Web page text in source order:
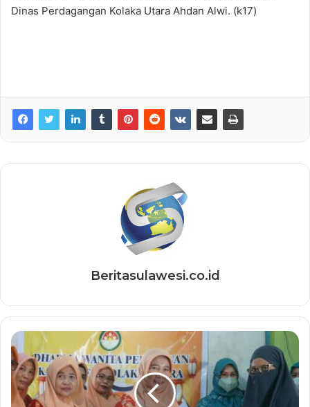
Dinas Perdagangan Kolaka Utara Ahdan Alwi. (k17)
Beritasulawesi.co.id